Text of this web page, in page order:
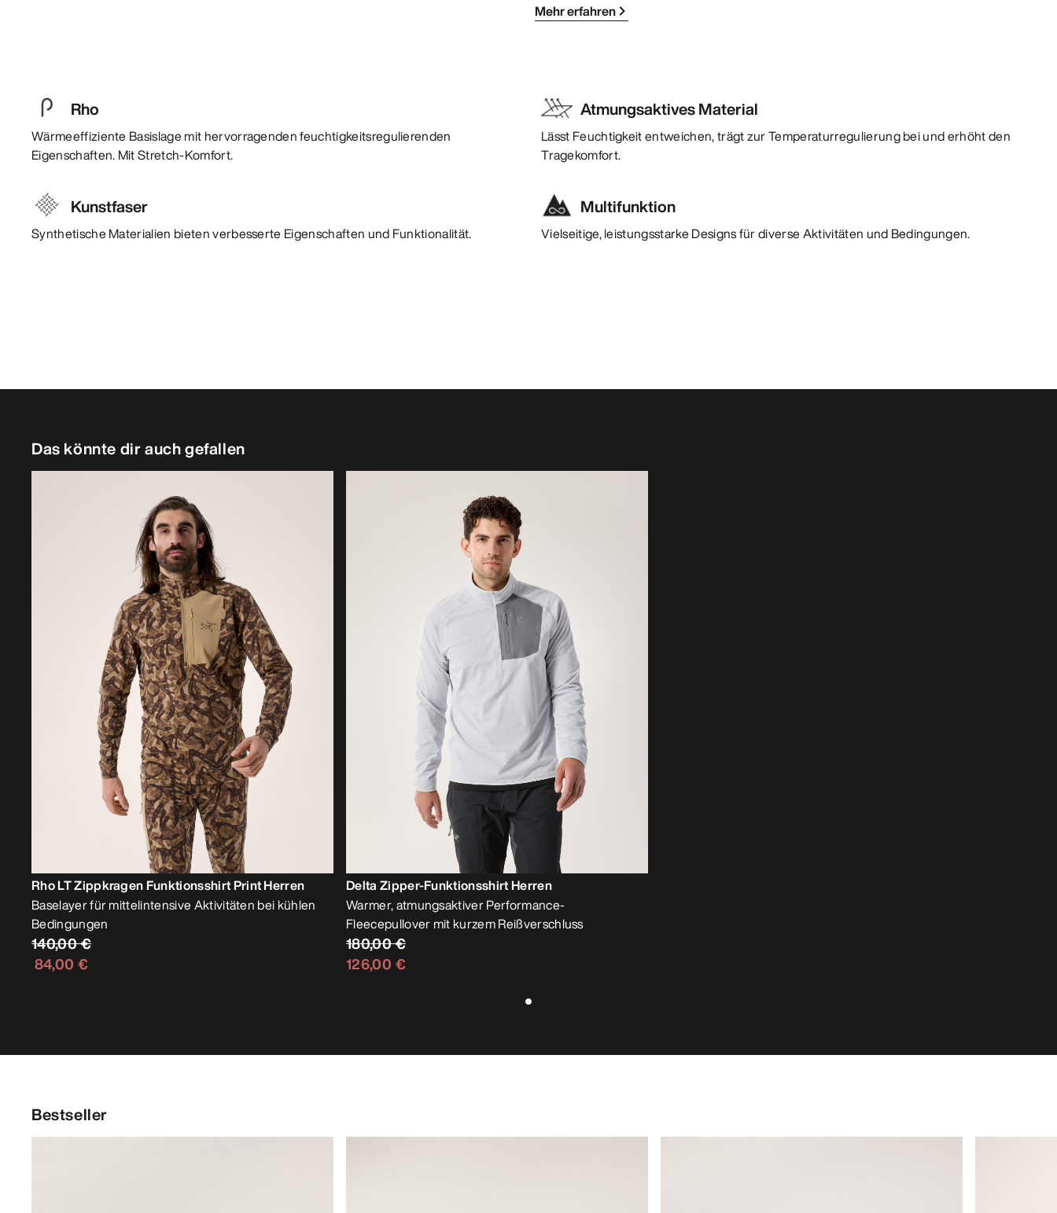
Mehr erfahren
Rho
Wärmeeffiziente Basislage mit hervorragenden feuchtigkeitsregulierenden
Eigenschaften. Mit Stretch-Komfort.
Atmungsaktives Material
Lässt Feuchtigkeit entweichen, trägt zur Temperaturregulierung bei und erhöht den
Tragekomfort.
Kunstfaser
Synthetische Materialien bieten verbesserte Eigenschaften und Funktionalität.
Multifunktion
Vielseitige, leistungsstarke Designs für diverse Aktivitäten und Bedingungen.
Das könnte dir auch gefallen
Rho LT Zippkragen Funktionsshirt Print Herren
Baselayer für mittelintensive Aktivitäten bei kühlen
Bedingungen
140,00 €
84,00 €
Delta Zipper-Funktionsshirt Herren
Warmer, atmungsaktiver Performance-
Fleecepullover mit kurzem Reißverschluss
180,00 €
126,00 €
Bestseller